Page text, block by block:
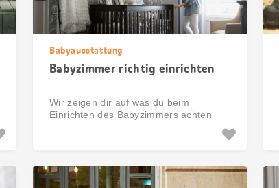
Babyausstattung
Babyzimmer richtig einrichten
Wir zeigen dir auf was du beim
Einrichten des Babyzimmers achten